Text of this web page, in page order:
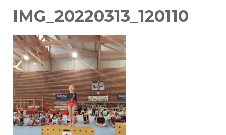
IMG_20220313_120110